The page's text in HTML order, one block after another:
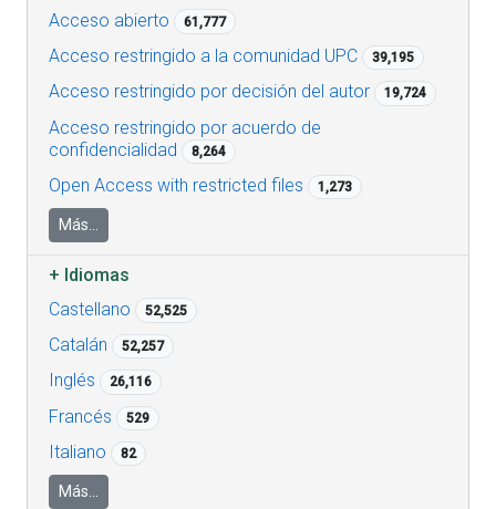
Acceso abierto
61,777
Acceso restringido a la comunidad UPC 39,195
Acceso restringido por decisión del autor 19,724
Acceso restringido por acuerdo de
confidencialidad
8,264
Open Access with restricted files 1,273
Más...
+ Idiomas
Castellano
52,525
Catalán 52,257
Inglés 26,116
Francés 529
Italiano 82
Más...